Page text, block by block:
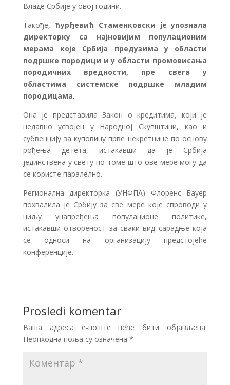
Владе Србије у овој години.
Такође, Ђурђевић Стаменковски је упознала
директорку са најновијим популационим
мерама које Србија предузима у области
подршке породици и у области промовисања
породичних вредности, пре свега у
областима системске подршке младим
породицама.
Она је представила Закон о кредитима, који је
недавно усвојен у Народној Скупштини, као и
субвенцију за куповину прве некретнине по основу
рођења детета, истакавши да је Србија
јединствена у свету по томе што ове мере могу да
се користе паралелно.
Регионална директорка (УНФПА) Флоренс Бауер
похвалила је Србију за све мере које спроводи у
циљу унапређења популационе политике,
истакавши отвореност за сваки вид сарадње која
се односи на организацију предстојеће
конференције.
Prosledi komentar
Ваша адреса е-поште неће бити објављена.
Неопходна поља су означена *